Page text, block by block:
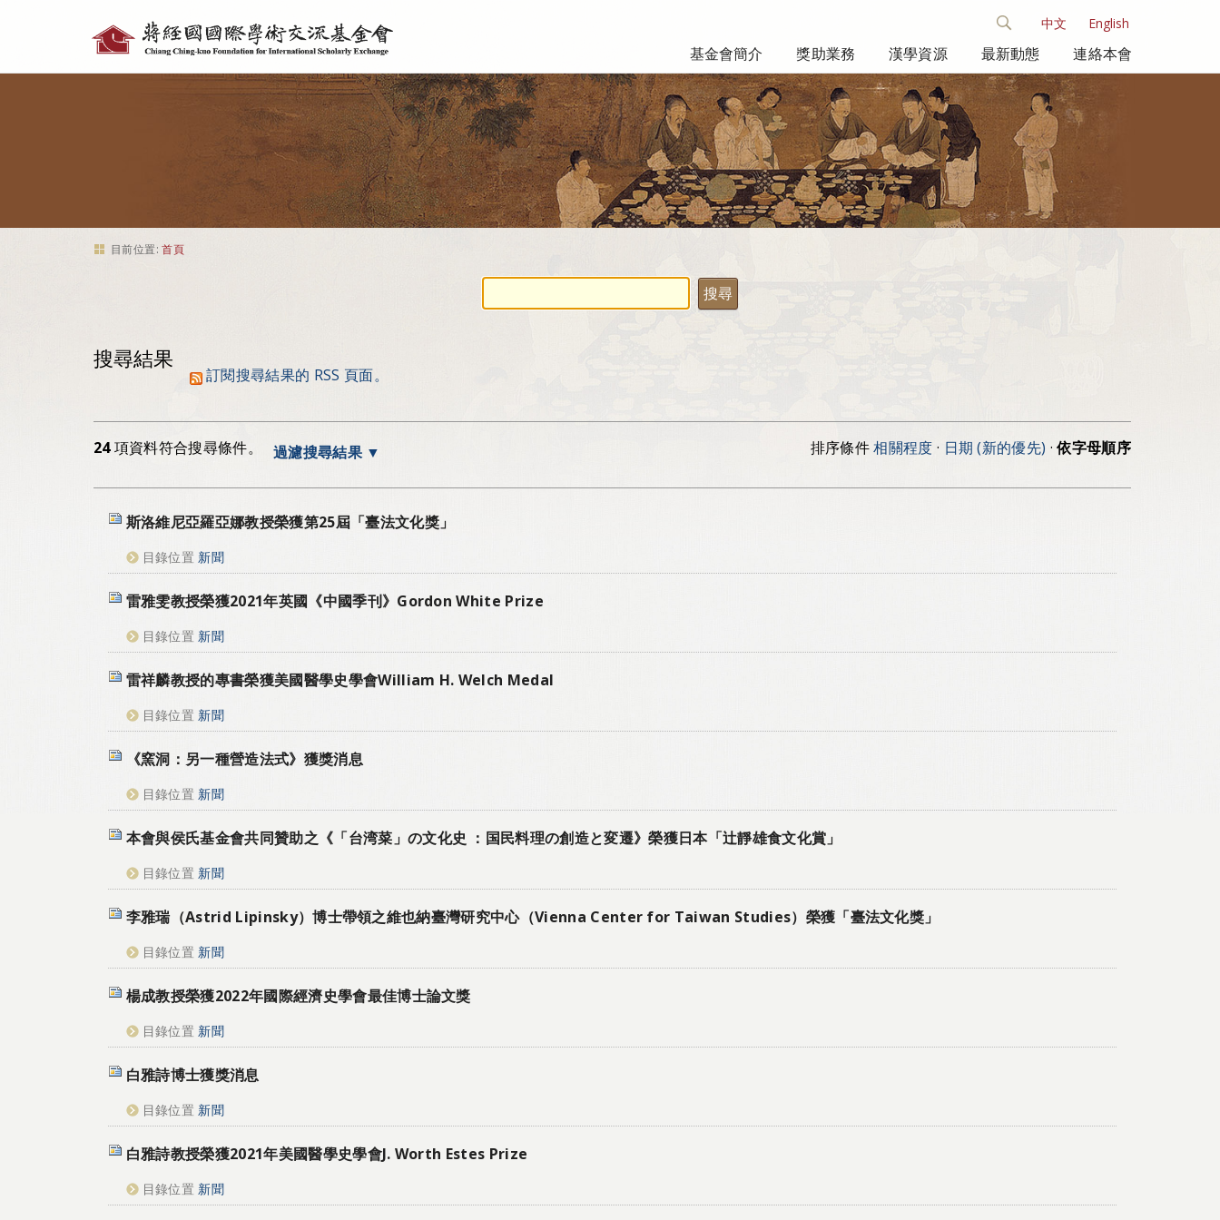
具
中文 English
基金會簡介 獎助業務 漢學資源 最新動態 連絡本會
目前位置: 首頁
搜尋結果
訂閱搜尋結果的 RSS 頁面。
24項資料符合搜尋條件。 過濾搜尋結果 排序條件相關程度 · 日期 (新的優先) · 依字母順序
斯洛維尼亞羅亞娜教授榮獲第25屆「臺法文化獎」
目錄位置 新聞
雷雅雯教授榮獲2021年英國《中國季刊》Gordon White Prize
目錄位置 新聞
雷祥麟教授的專書榮獲美國醫學史學會William H. Welch Medal
目錄位置 新聞
《窯洞：另一種營造法式》獲獎消息
目錄位置 新聞
本會與侯氏基金會共同贊助之《「台湾菜」の文化史 ：国民料理の創造と変遷》榮獲日本「辻靜雄食文化賞」
目錄位置 新聞
李雅瑞（Astrid Lipinsky）博士帶領之維也納臺灣研究中心（Vienna Center for Taiwan Studies）榮獲「臺法文化獎」
目錄位置 新聞
楊成教授榮獲2022年國際經濟史學會最佳博士論文獎
目錄位置 新聞
白雅詩博士獲獎消息
目錄位置 新聞
白雅詩教授榮獲2021年美國醫學史學會J. Worth Estes Prize
目錄位置 新聞